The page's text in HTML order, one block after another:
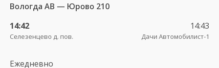
Вологда АВ — Юрово 210
14:42
Селезенцево д. пов.
14:43
Дачи Автомобилист-1
Ежедневно